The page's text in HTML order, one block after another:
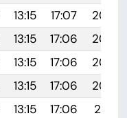
13:15 17:07
20:25
13:15 17:06
20:24
13:15 17:06
20:23
13:15 17:06
20:22
13:15 17:06
20:21